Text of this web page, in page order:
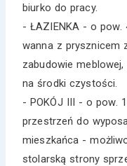
biurko do pracy.
- ŁAZIENKA - o pow.
wanna z prysznicem
zabudowie
na środki czystości.
- POKÓJ III - o pow.
przestrzeń do
mieszkańca -
stolarską strony